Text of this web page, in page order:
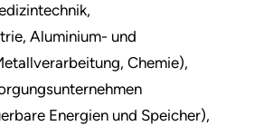
Aluminium- und
Chemie),
Energien und Speicher),